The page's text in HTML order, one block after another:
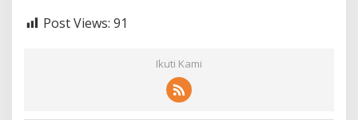
Post Views: 91
Ikuti Kami